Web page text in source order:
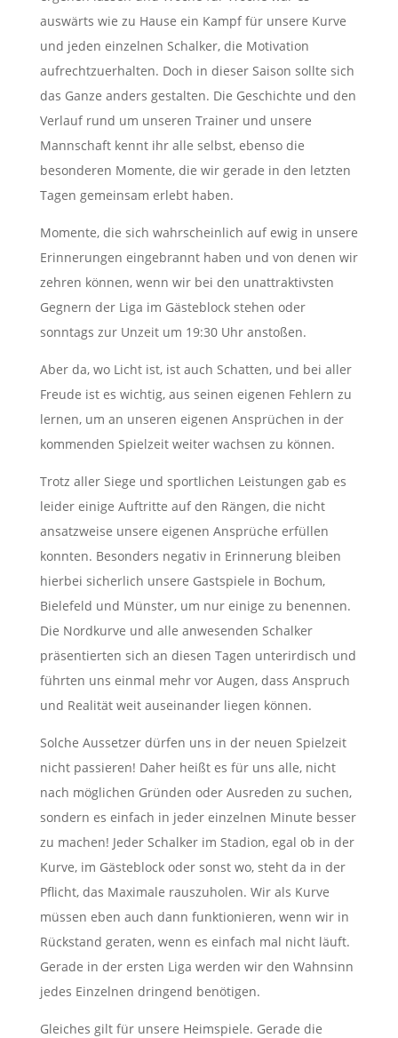
auswärts wie zu Hause ein Kampf für unsere Kurve
und jeden einzelnen Schalker, die Motivation
aufrechtzuerhalten. Doch in dieser Saison sollte sich
das Ganze anders gestalten. Die Geschichte und den
Verlauf rund um unseren Trainer und unsere
Mannschaft kennt ihr alle selbst, ebenso die
besonderen Momente, die wir gerade in den letzten
Tagen gemeinsam erlebt haben.
Momente, die sich wahrscheinlich auf ewig in unsere
Erinnerungen eingebrannt haben und von denen wir
zehren können, wenn wir bei den unattraktivsten
Gegnern der Liga im Gästeblock stehen oder
sonntags zur Unzeit um 19:30 Uhr anstoßen.
Aber da, wo Licht ist, ist auch Schatten, und bei aller
Freude ist es wichtig, aus seinen eigenen Fehlern zu
lernen, um an unseren eigenen Ansprüchen in der
kommenden Spielzeit weiter wachsen zu können.
Trotz aller Siege und sportlichen Leistungen gab es
leider einige Auftritte auf den Rängen, die nicht
ansatzweise unsere eigenen Ansprüche erfüllen
konnten. Besonders negativ in Erinnerung bleiben
hierbei sicherlich unsere Gastspiele in Bochum,
Bielefeld und Münster, um nur einige zu benennen.
Die Nordkurve und alle anwesenden Schalker
präsentierten sich an diesen Tagen unterirdisch und
führten uns einmal mehr vor Augen, dass Anspruch
und Realität weit auseinander liegen können.
Solche Aussetzer dürfen uns in der neuen Spielzeit
nicht passieren! Daher heißt es für uns alle, nicht
nach möglichen Gründen oder Ausreden zu suchen,
sondern es einfach in jeder einzelnen Minute besser
zu machen! Jeder Schalker im Stadion, egal ob in der
Kurve, im Gästeblock oder sonst wo, steht da in der
Pflicht, das Maximale rauszuholen. Wir als Kurve
müssen eben auch dann funktionieren, wenn wir in
Rückstand geraten, wenn es einfach mal nicht läuft.
Gerade in der ersten Liga werden wir den Wahnsinn
jedes Einzelnen dringend benötigen.
Gleiches gilt für unsere Heimspiele. Gerade die